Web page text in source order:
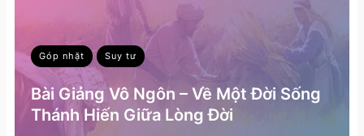
Góp nhặt Suy tư
Bài Giảng Vô Ngôn – Về Một Đời Sống
Thánh Hiến Giữa Lòng Đời